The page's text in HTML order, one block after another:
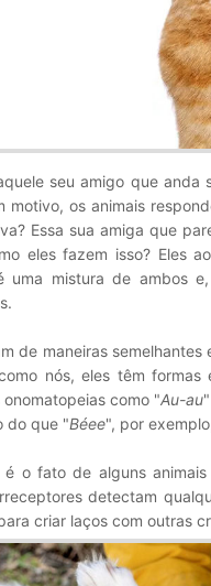
seu amigo que anda
motivo, os animais
Essa sua amiga que
eles fazem isso? Eles
uma mistura de ambos
de maneiras
nós, eles têm
como "Au-au
do que "Béee", por
é o fato de alguns
detectam
criar laços com outras